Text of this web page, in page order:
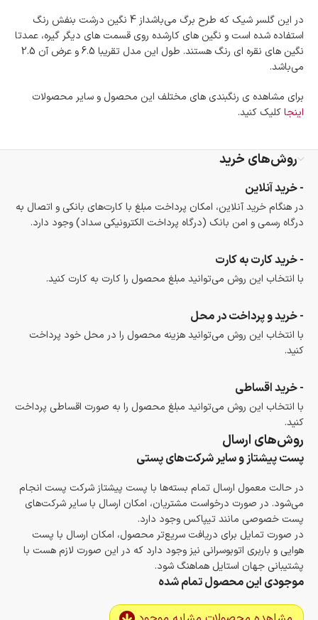
در این گلسر شیک که طرح برگ می‌باشداز 4 نگین درشت بنفش رنگ
استفاده شده است و نگین های کارشده روی قسمت های دیگر گیره، عمدتا
نگین های نقره ای رنگ هستند. طول این مدل تقریبا 6.5 و عرض آن 2.5
می‌باشد.
برای مشاهده ی رنگبندی های مختلف این محصول و سایر محصولات
اینجاکلیک کنید.
روش‌های خرید
- خرید آنلاین
در هنگام خرید آنلاین، امکان پرداخت مبلغ با کارت‌های بانکی و اتصال به
درگاه رسمی و امن بانک (درگاه پرداخت الکترونیکی سداد) وجود دارد.
- خرید کارت به کارت
با انتخاب این روش می‌توانید مبلغ محصول را کارت به کارت کنید.
- خرید و پرداخت در محل
با انتخاب این روش می‌توانید هزینه محصول را در محل خود پرداخت
کنید.
- خرید اقساطی
با انتخاب این روش می‌توانید مبلغ محصول را به صورت اقساطی پرداخت
کنید.
روش‌های ارسال
پست پیشتاز و سایر شرکت‌های پستی
در حالت معمول ارسال تمام بسته‌ها با پست پیشتاز شرکت پست انجام
می‌شود. در صورت درخواست مشتریان، امکان ارسال با سایر شرکت‌های
پست خصوصی مانند تیپاکس وجود دارد.
در صورت تمایل برای دریافت سریع‌تر محصول، امکان ارسال با پست
هوایی و باربری اتوبوسرانی نیز وجود دارد که در این صورت لازم هست با
پشتیبانی جهان استایل هماهنگ شود.
موجودی این محصول تمام شده